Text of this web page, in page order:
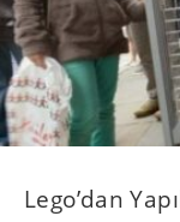
Lego’dan